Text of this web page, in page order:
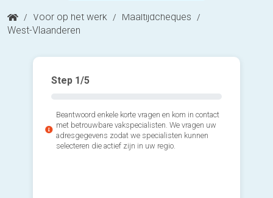
/ Voor op het werk / Maaltijdcheques /
West-Vlaanderen
Step 1/5
Beantwoord enkele korte vragen en kom in contact
met betrouwbare vakspecialisten. We vragen uw
adresgegevens zodat we specialisten kunnen
selecteren die actief zijn in uw regio.